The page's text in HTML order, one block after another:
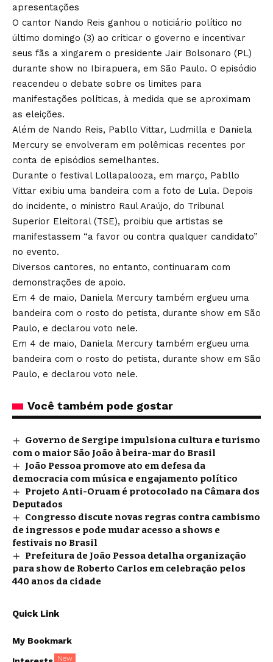
apresentações
O cantor Nando Reis ganhou o noticiário político no
último domingo (3) ao criticar o governo e incentivar
seus fãs a xingarem o presidente Jair Bolsonaro (PL)
durante show no Ibirapuera, em São Paulo. O episódio
reacendeu o debate sobre os limites para
manifestações políticas, à medida que se aproximam
as eleições.
Além de Nando Reis, Pabllo Vittar, Ludmilla e Daniela
Mercury se envolveram em polêmicas recentes por
conta de episódios semelhantes.
Durante o festival Lollapalooza, em março, Pabllo
Vittar exibiu uma bandeira com a foto de Lula. Depois
do incidente, o ministro Raul Araújo, do Tribunal
Superior Eleitoral (TSE), proibiu que artistas se
manifestassem “a favor ou contra qualquer candidato”
no evento.
Diversos cantores, no entanto, continuaram com
demonstrações de apoio.
Em 4 de maio, Daniela Mercury também ergueu uma
bandeira com o rosto do petista, durante show em São
Paulo, e declarou voto nele.
Em 4 de maio, Daniela Mercury também ergueu uma
bandeira com o rosto do petista, durante show em São
Paulo, e declarou voto nele.
Você também pode gostar
Governo de Sergipe impulsiona cultura e turismo
com o maior São João à beira-mar do Brasil
João Pessoa promove ato em defesa da
democracia com música e engajamento político
Projeto Anti-Oruam é protocolado na Câmara dos
Deputados
Congresso discute novas regras contra cambismo
de ingressos e pode mudar acesso a shows e
festivais no Brasil
Prefeitura de João Pessoa detalha organização
para show de Roberto Carlos em celebração pelos
440 anos da cidade
Quick Link
My Bookmark
New